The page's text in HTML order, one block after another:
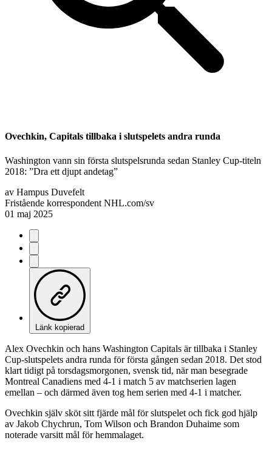
Ovechkin, Capitals tillbaka i slutspelets andra runda
Washington vann sin första slutspelsrunda sedan Stanley Cup-titeln
2018: ”Dra ett djupt andetag”
av Hampus Duvefelt
Fristående korrespondent NHL.com/sv
01 maj 2025
Länk kopierad
Alex Ovechkin och hans Washington Capitals är tillbaka i Stanley
Cup-slutspelets andra runda för första gången sedan 2018. Det stod
klart tidigt på torsdagsmorgonen, svensk tid, när man besegrade
Montreal Canadiens med 4-1 i match 5 av matchserien lagen
emellan – och därmed även tog hem serien med 4-1 i matcher.
Ovechkin själv sköt sitt fjärde mål för slutspelet och fick god hjälp
av Jakob Chychrun, Tom Wilson och Brandon Duhaime som
noterade varsitt mål för hemmalaget.